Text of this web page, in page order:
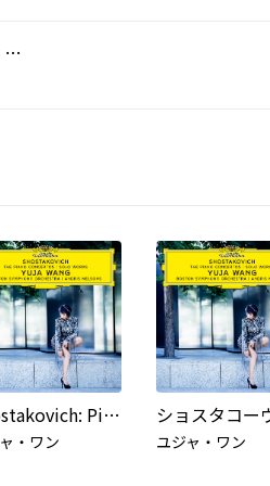
Prokofiev: ピアノ・ソナタ第8番 変ロ長調 作品84《戦争ソナタ》: 第3楽章: Vivace (Live)
Shostakovich: Piano Concerto No. 2 in F Major, Op. 102: II. Andante
・ワン ユジャ・ワン